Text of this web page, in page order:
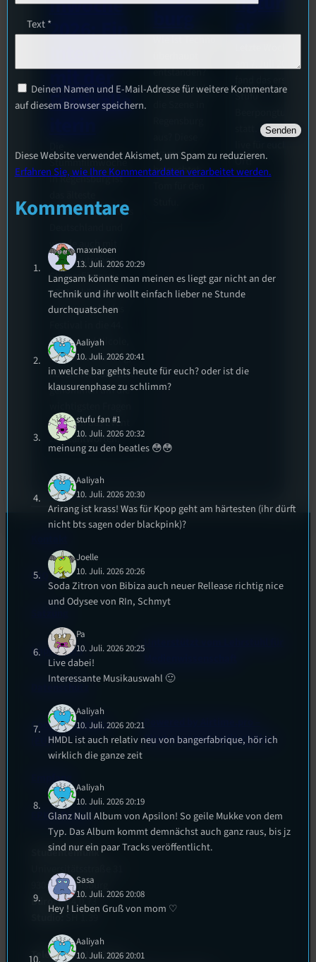
mwoche
2026: Ein
mit der
Festivalle
Stummfilmwoche
in Regensburg ist
Stummfilmfestivals
wurde auch mit
dem deutschen
Stummfilmpreis
2022 gekürt. Diesen
Sommer geht das
Runde und Nicole,
die Festivalleitung,
hat sich für uns Zeit
genommen um die
rund um das Event
zu beantworten.
entstanden?
Und wie sieht
Fragen
beleuchtet
er
Stufu
statt. Bilal war
Ort!
FAQ
Impressum
Cookie-Richtlinie
(EU)
Empfang
EPK & Presse
Unterstützt vom Lehrstuhl für
Start your own radio station!
Studentenfunk
93053 Regensburg
Büro:PT 4.0.73
Studio:
Telefon:0941 9435784
Text*
Deinen Namen und E-Mail-Adresse für weitere Kommentare
auf diesem Browser speichern.
Diese Website verwendet Akismet, um Spam zu reduzieren.
Erfahren Sie, wie Ihre Kommentardaten verarbeitet werden.
Kommentare
maxnkoen
13. Juli. 2026 20:29
Langsam könnte man meinen es liegt gar nicht an der
Technik und ihr wollt einfach lieber ne Stunde
durchquatschen
Aaliyah
10. Juli. 2026 20:41
in welche bar gehts heute für euch? oder ist die
klausurenphase zu schlimm?
stufu fan #1
10. Juli. 2026 20:32
meinung zu den beatles 😳😳
Aaliyah
10. Juli. 2026 20:30
Arirang ist krass! Was für Kpop geht am härtesten (ihr dürft
nicht bts sagen oder blackpink)?
Joelle
10. Juli. 2026 20:26
Soda Zitron von Bibiza auch neuer Rellease richtig nice
und Odysee von RIn, Schmyt
Pa
10. Juli. 2026 20:25
Live dabei!
Interessante Musikauswahl 🙂
Aaliyah
10. Juli. 2026 20:21
HMDL ist auch relativ neu von bangerfabrique, hör ich
wirklich die ganze zeit
Aaliyah
10. Juli. 2026 20:19
Glanz Null Album von Apsilon! So geile Mukke von dem
Typ. Das Album kommt demnächst auch ganz raus, bis jz
sind nur ein paar Tracks veröffentlicht.
Sasa
10. Juli. 2026 20:08
Hey ! Lieben Gruß von mom ♡
Aaliyah
10. Juli. 2026 20:01